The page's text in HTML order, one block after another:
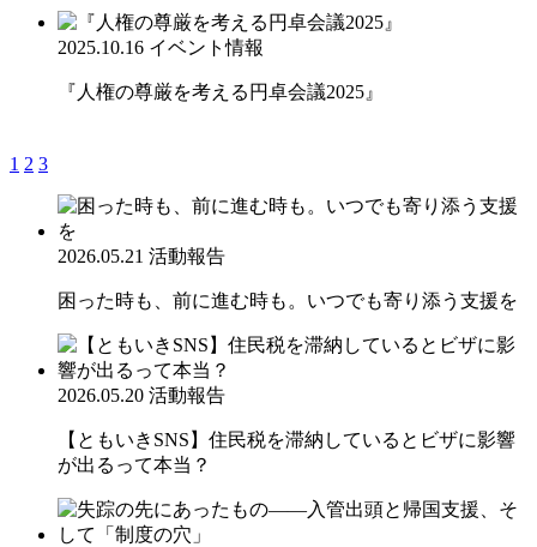
2025.10.16 イベント情報
『人権の尊厳を考える円卓会議2025』
1 2 3
2026.05.21 活動報告
困った時も、前に進む時も。いつでも寄り添う支援を
2026.05.20 活動報告
【ともいきSNS】住民税を滞納しているとビザに影響
が出るって本当？